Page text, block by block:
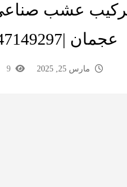
عشب
عجمان |0547149297
مارس 25, 2025 9